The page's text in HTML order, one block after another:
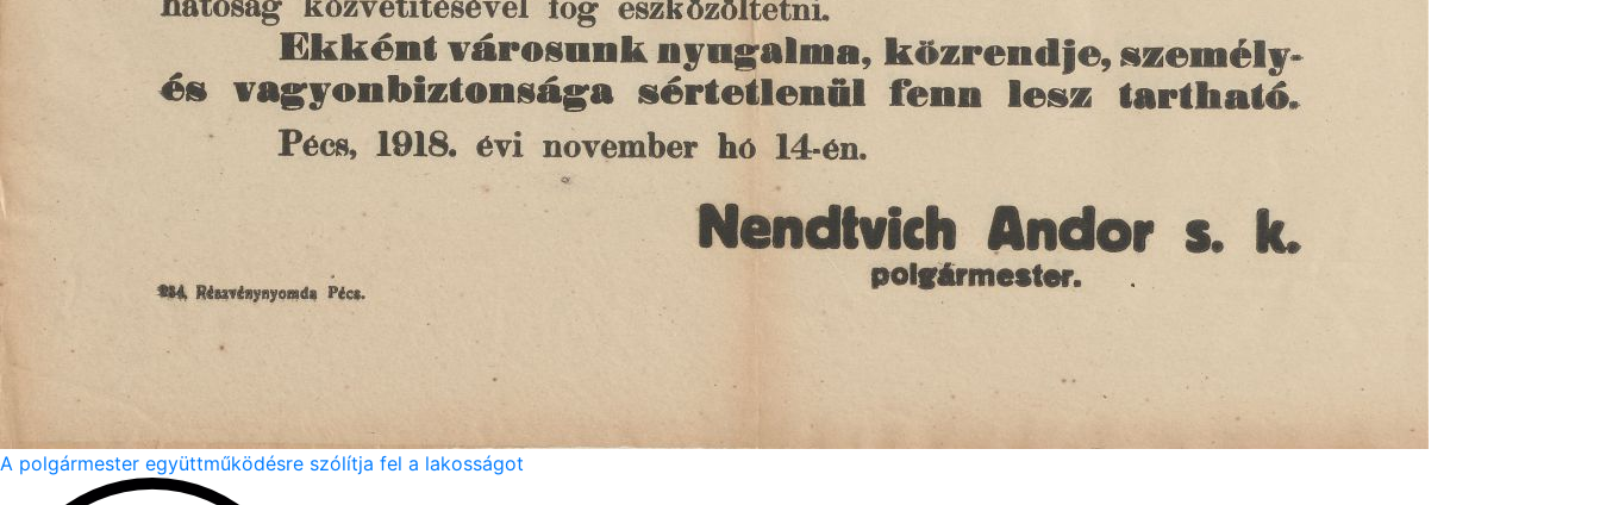
A polgármester együttműködésre szólítja fel a lakosságot